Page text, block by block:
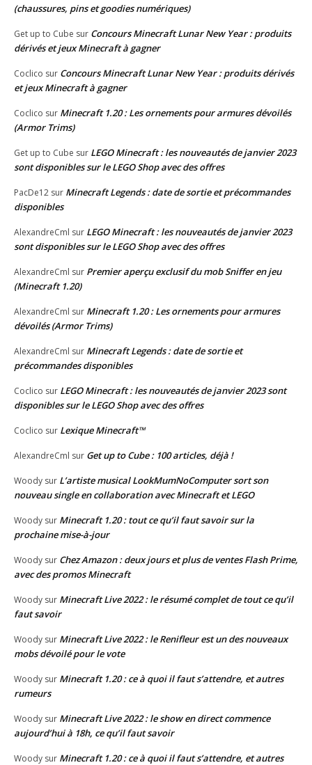
(chaussures, pins et goodies numériques)
Get up to Cube sur Concours Minecraft Lunar New Year : produits
dérivés et jeux Minecraft à gagner
Coclico sur Concours Minecraft Lunar New Year : produits dérivés
et jeux Minecraft à gagner
Coclico sur Minecraft 1.20 : Les ornements pour armures dévoilés
(Armor Trims)
Get up to Cube sur LEGO Minecraft : les nouveautés de janvier 2023
sont disponibles sur le LEGO Shop avec des offres
PacDe12 sur Minecraft Legends : date de sortie et précommandes
disponibles
AlexandreCml sur LEGO Minecraft : les nouveautés de janvier 2023
sont disponibles sur le LEGO Shop avec des offres
AlexandreCml sur Premier aperçu exclusif du mob Sniffer en jeu
(Minecraft 1.20)
AlexandreCml sur Minecraft 1.20 : Les ornements pour armures
dévoilés (Armor Trims)
AlexandreCml sur Minecraft Legends : date de sortie et
précommandes disponibles
Coclico sur LEGO Minecraft : les nouveautés de janvier 2023 sont
disponibles sur le LEGO Shop avec des offres
Coclico sur Lexique Minecraft™
AlexandreCml sur Get up to Cube : 100 articles, déjà !
Woody sur L’artiste musical LookMumNoComputer sort son
nouveau single en collaboration avec Minecraft et LEGO
Woody sur Minecraft 1.20 : tout ce qu’il faut savoir sur la
prochaine mise-à-jour
Woody sur Chez Amazon : deux jours et plus de ventes Flash Prime,
avec des promos Minecraft
Woody sur Minecraft Live 2022 : le résumé complet de tout ce qu’il
faut savoir
Woody sur Minecraft Live 2022 : le Renifleur est un des nouveaux
mobs dévoilé pour le vote
Woody sur Minecraft 1.20 : ce à quoi il faut s’attendre, et autres
rumeurs
Woody sur Minecraft Live 2022 : le show en direct commence
aujourd’hui à 18h, ce qu’il faut savoir
Woody sur Minecraft 1.20 : ce à quoi il faut s’attendre, et autres